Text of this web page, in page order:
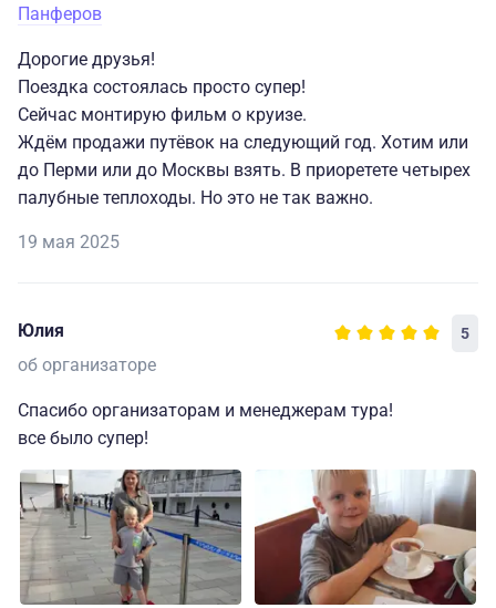
Панферов
Дорогие друзья!
Поездка состоялась просто супер!
Сейчас монтирую фильм о круизе.
Ждём продажи путёвок на следующий год. Хотим или
до Перми или до Москвы взять. В приоретете четырех
палубные теплоходы. Но это не так важно.
19 мая 2025
Юлия 5
об организаторе
Спасибо организаторам и менеджерам тура!
все было супер!